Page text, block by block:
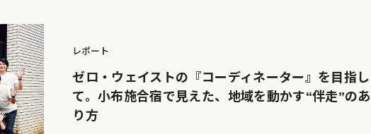
レポート
ゼロ・ウェイストの『コーディネーター』を目指し
て。小布施合宿で見えた、地域を動かす“伴走”のあ
り方